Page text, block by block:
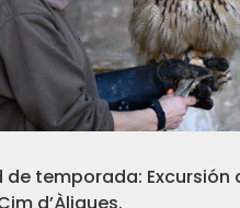
temporada: Excursión